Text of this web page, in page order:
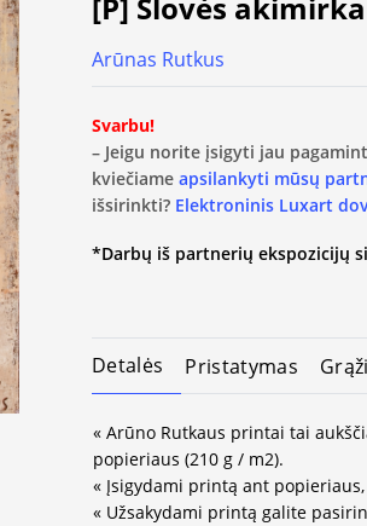
Arūnas Rutkus
Svarbu!
– Jeigu norite įsigyti jau
kviečiame apsilankyti mūsų
išsirinkti? Elektroninis Luxart
*Darbų iš partnerių ekspozicijų
Detalės Pristatymas
« Arūno Rutkaus printai tai
popieriaus (210 g / m2).
« Įsigydami printą ant
« Užsakydami printą galite